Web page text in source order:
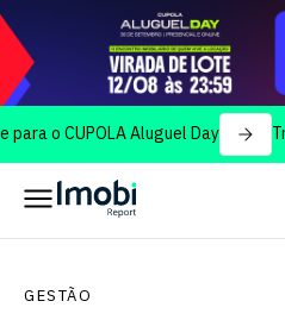
Aluguel Day Traga
GESTÃO